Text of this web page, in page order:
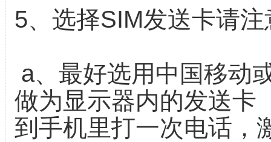
5、选择SIM发送卡请
a、最好选用中国移动
做为显示器内的发送卡
到手机里打一次电话，